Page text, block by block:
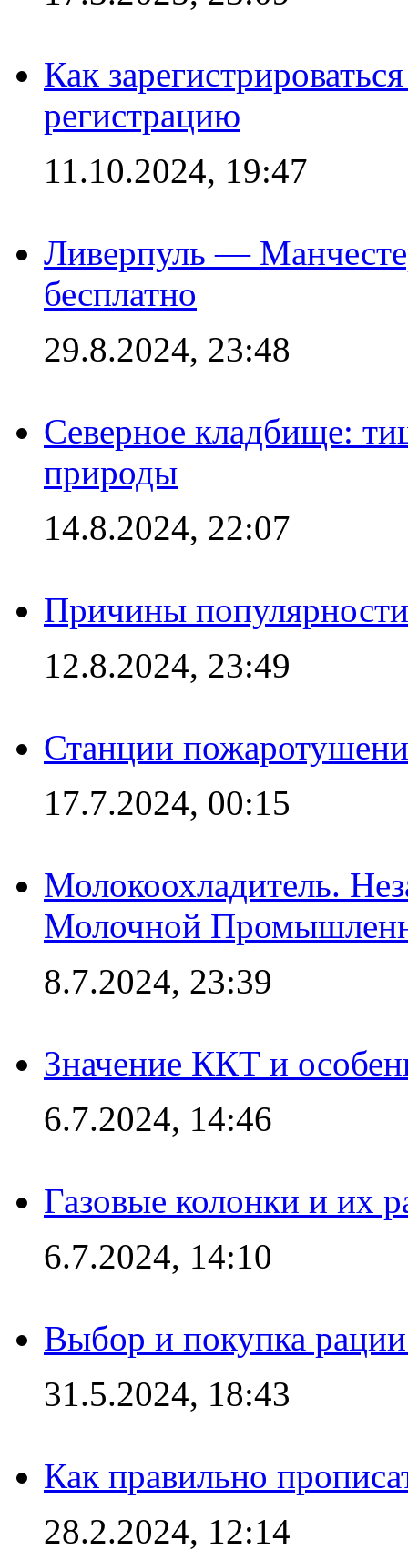
Как
регистрацию
11.10.2024, 19:47
Ливерпуль —
бесплатно
29.8.2024, 23:48
Северное кладбище:
природы
14.8.2024, 22:07
Причины
12.8.2024, 23:49
Станции
17.7.2024, 00:15
Молокоохладитель.
Молочной
8.7.2024, 23:39
Значение ККТ и
6.7.2024, 14:46
Газовые колонки и их
6.7.2024, 14:10
Выбор и покупка
31.5.2024, 18:43
Как правильно
28.2.2024, 12:14